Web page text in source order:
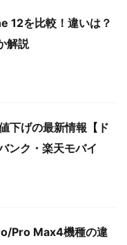
12を比較！違いは？
解説
下げの最新情報【ド
ンク・楽天モバイ
Pro Max4機種の違